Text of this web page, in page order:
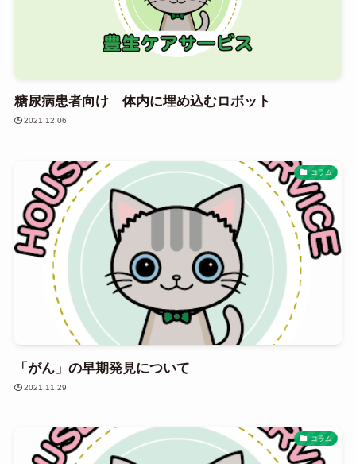
糖尿病患者向け 体内に埋め込むロボット
2021.12.06
コラム
「がん」の早期発見について
2021.11.29
コラム